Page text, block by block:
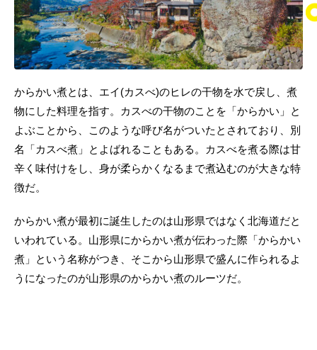
からかい煮とは、エイ(カスべ)のヒレの干物を水で戻し、煮
物にした料理を指す。カスべの干物のことを「からかい」と
よぶことから、このような呼び名がついたとされており、別
名「カスべ煮」とよばれることもある。カスべを煮る際は甘
辛く味付けをし、身が柔らかくなるまで煮込むのが大きな特
徴だ。
からかい煮が最初に誕生したのは山形県ではなく北海道だと
いわれている。山形県にからかい煮が伝わった際「からかい
煮」という名称がつき、そこから山形県で盛んに作られるよ
うになったのが山形県のからかい煮のルーツだ。